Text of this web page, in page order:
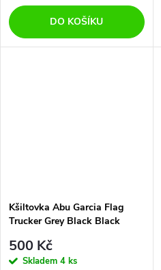
DO KOŠÍKU
Kšiltovka Abu Garcia Flag
Trucker Grey Black Black
500 Kč
Skladem 4 ks